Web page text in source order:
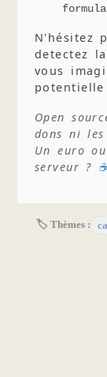
N'hésitez
detectez
vous
Open
dons ni
Un euro
serveur ?
🏷 Thèmes :